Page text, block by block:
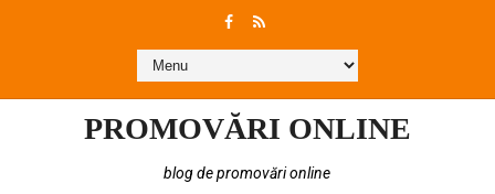
PROMOVĂRI ONLINE
blog de promovări online